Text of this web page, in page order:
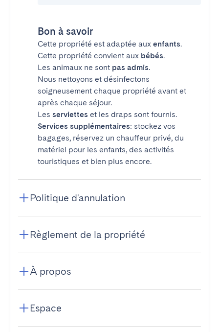
Bon à savoir
Cette propriété est adaptée aux enfants.
Cette propriété convient aux bébés.
Les animaux ne sont pas admis.
Nous nettoyons et désinfectons
soigneusement chaque propriété avant et
après chaque séjour.
Les serviettes et les draps sont fournis.
Services supplémentaires: stockez vos
bagages, réservez un chauffeur privé, du
matériel pour les enfants, des activités
touristiques et bien plus encore.
Politique d'annulation
Règlement de la propriété
À propos
Espace